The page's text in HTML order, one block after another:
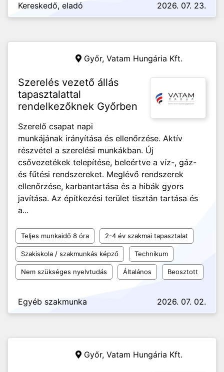
Kereskedő, eladó
2026. 07. 23.
Győr, Vatam Hungária Kft.
Szerelés vezető állás
tapasztalattal
rendelkezőknek Győrben
Szerelő csapat napi
munkájának irányítása és ellenőrzése. Aktív
részvétel a szerelési munkákban. Új
csővezetékek telepítése, beleértve a víz-, gáz-
és fűtési rendszereket. Meglévő rendszerek
ellenőrzése, karbantartása és a hibák gyors
javítása. Az építkezési terület tisztán tartása és
a...
Teljes munkaidő 8 óra 2-4 év szakmai tapasztalat
Szakiskola / szakmunkás képző Technikum
Nem szükséges nyelvtudás Általános Beosztott
Egyéb szakmunka 2026. 07. 02.
Győr, Vatam Hungária Kft.